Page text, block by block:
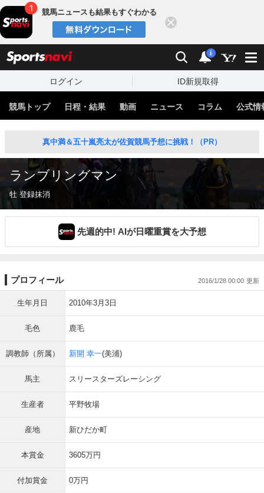
競馬ニュースも結果もすぐわかる
検索 通知
i
ログイン ID新規取得
競馬トップ 日程・結果 動画 ニュース コラム 公式情
真中満＆五十嵐亮太が佐賀競馬予想に挑戦！（PR）
ランブリングマン
牡 登録抹消
先週的中! AIが日曜重賞を大予想
プロフィール 2016/1/28 00:00
生年月日 2010年3月3日
毛色 鹿毛
調教師（所属） 新開 幸一(美浦)
馬主 スリースターズレーシング
生産者 平野牧場
産地 新ひだか町
本賞金 3605万円
付加賞金 0万円